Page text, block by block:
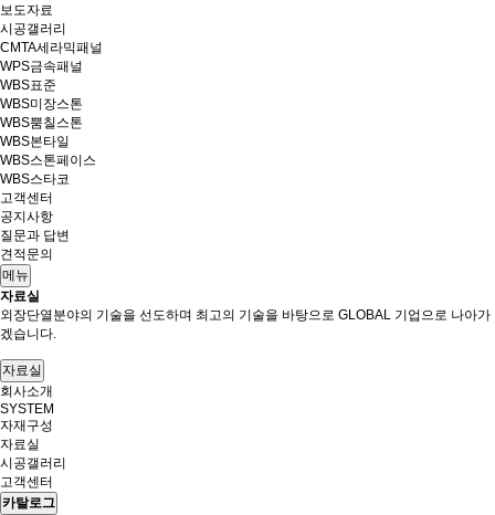
보도자료
시공갤러리
CMTA세라믹패널
WPS금속패널
WBS표준
WBS미장스톤
WBS뿜칠스톤
WBS본타일
WBS스톤페이스
WBS스타코
고객센터
공지사항
질문과 답변
견적문의
메뉴
자료실
외장단열분야의 기술을 선도하며 최고의 기술을 바탕으로 GLOBAL 기업으로 나아가
겠습니다.
자료실
회사소개
SYSTEM
자재구성
자료실
시공갤러리
고객센터
카탈로그